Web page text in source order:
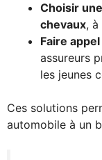
Choisir
chevaux,
Faire
assureurs
les jeunes
Ces solutions
automobile à un